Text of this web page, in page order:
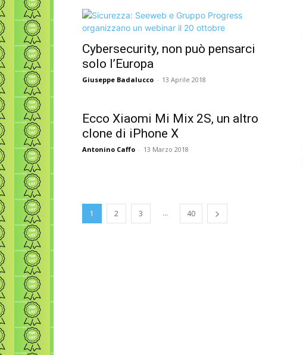
Cybersecurity, non può pensarci
solo l’Europa
Giuseppe Badalucco - 13 Aprile 2018
Ecco Xiaomi Mi Mix 2S, un altro
clone di iPhone X
Antonino Caffo - 13 Marzo 2018
1 2 3 ... 40